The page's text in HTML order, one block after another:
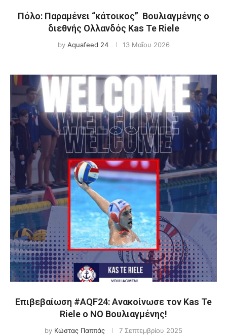
Πόλο: Παραμένει “κάτοικος” Βουλιαγμένης ο
διεθνής Ολλανδός Kas Te Riele
by Aquafeed 24 13 Μαΐου 2026
Επιβεβαίωση #AQF24: Ανακοίνωσε τον Kas Te
Riele ο ΝΟ Βουλιαγμένης!
by Κώστας Παππάς 7 Σεπτεμβρίου 2025